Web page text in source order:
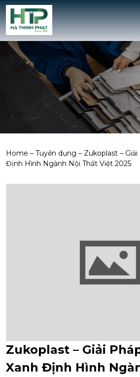
Home – Tuyển dụng – Zukoplast –
Định Hình Ngành Nội Thất Việt 2025
Zukoplast – Giải
Xanh Định Hình